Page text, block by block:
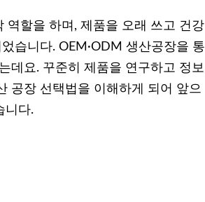
역할을 하며, 제품을 오래 쓰고 건강
습니다. OEM·ODM 생산공장을 통
데요. 꾸준히 제품을 연구하고 정보
공장 선택법을 이해하게 되어 앞으
니다.